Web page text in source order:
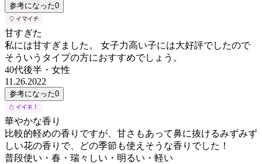
参考になった0
甘すぎた
私には甘すぎました。 女子力高い子には大好評でしたので
そういうタイプの方におすすめでしょう。
40代後半 ・ 女性
11.26.2022
参考になった0
華やかな香り
比較的軽めの香りですが、甘さもあって鼻に抜けるみずみず
しい花の香りで、どの季節も使えそうな香りでした！
普段使い・春・瑞々しい・明るい・軽い